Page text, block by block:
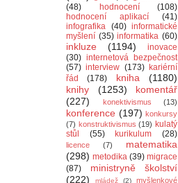
(48)
hodnocení
(108)
hodnocení aplikací
(41)
infografika (40) informatické
myšlení (35) informatika (60)
inkluze (1194)
inovace
(30) internetová bezpečnost
(57) interview (173) kariérní
řád
(178) kniha
(1180)
knihy
(1253)
komentář
(227)
konektivismus (13)
konference (197) konkursy
(7) konstruktivismus (19) kulatý
stůl
(55) kurikulum (28)
licence (7)
matematika
(298) metodika (39) migrace
(87)
ministryně školství
(222)
mládež (2)
myšlenkové